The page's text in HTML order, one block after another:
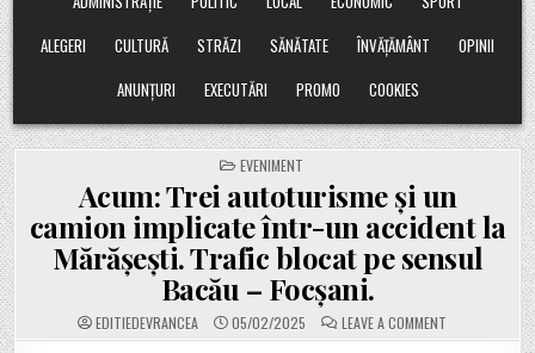
ALEGERI
CULTURĂ STRĂZI SĂNĂTATE ÎNVĂȚĂMÂNT
OPINII
ANUNȚURI
EXECUTĂRI PROMO COOKIES
POSTED
IN
EVENIMENT
Acum: Trei autoturisme și un
camion implicate într-un accident la
Mărășești. Trafic blocat pe sensul
Bacău – Focșani.
EDITIEDEVRANCEA 05/02/2025 LEAVE A COMMENTON
ACUM: